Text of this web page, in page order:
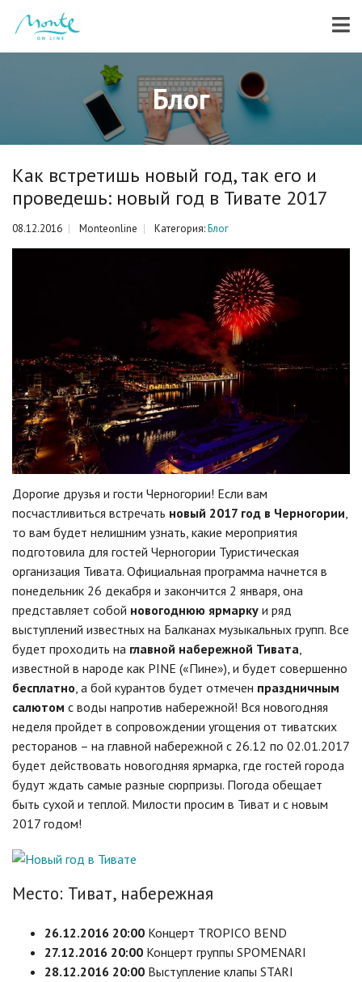
Блог
Как встретишь новый год, так его и
проведешь: новый год в Тивате 2017
08.12.2016 Monteonline Категория:Блог
Дорогие друзья и гости Черногории! Если вам
посчастливиться встречать новый 2017 год в Черногории,
то вам будет нелишним узнать, какие мероприятия
подготовила для гостей Черногории Туристическая
организация Тивата. Официальная программа начнется в
понедельник 26 декабря и закончится 2 января, она
представляет собой новогоднюю ярмарку и ряд
выступлений известных на Балканах музыкальных групп. Все
будет проходить на главной набережной Тивата,
известной в народе как PINE («Пине»), и будет совершенно
бесплатно, а бой курантов будет отмечен праздничным
салютом с воды напротив набережной! Вся новогодняя
неделя пройдет в сопровождении угощения от тиватских
ресторанов – на главной набережной с 26.12 по 02.01.2017
будет действовать новогодняя ярмарка, где гостей города
будут ждать самые разные сюрпризы. Погода обещает
быть сухой и теплой. Милости просим в Тиват и с новым
2017 годом!
Место: Тиват, набережная
26.12.2016 20:00 Концерт TROPICO BEND
27.12.2016 20:00 Концерт группы SPOMENARI
28.12.2016 20:00 Выступление клапы STARI